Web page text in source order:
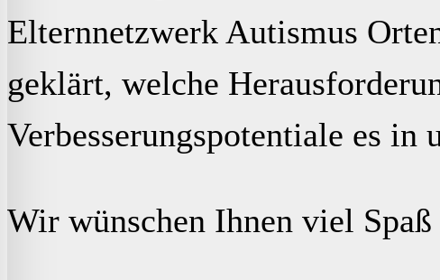
Elternnetzwerk Autismus
geklärt, welche
Verbesserungspotentiale es in
Wir wünschen Ihnen viel